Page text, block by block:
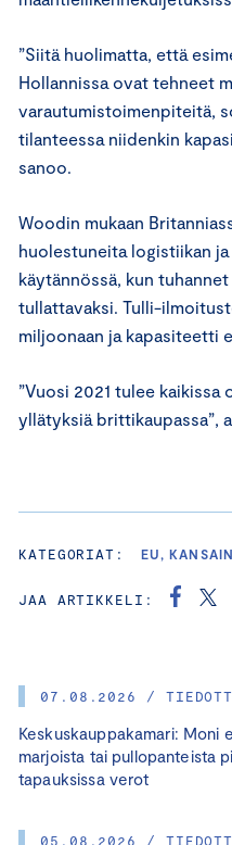
07.08.2026 /
Keskuskauppakamari: Moni
marjoista tai pullopanteista
tapauksissa verot
05.08.2026 /
”Siitä huolimatta, että
Hollannissa ovat tehneet
varautumistoimenpiteitä,
tilanteessa niidenkin
sanoo.
Woodin mukaan
huolestuneita logistiikan
käytännössä, kun
tullattavaksi. Tulli-
miljoonaan ja kapasiteetti
”Vuosi 2021 tulee kaikissa
yllätyksiä brittikaupassa”,
KATEGORIAT: EU,
JAA ARTIKKELI: